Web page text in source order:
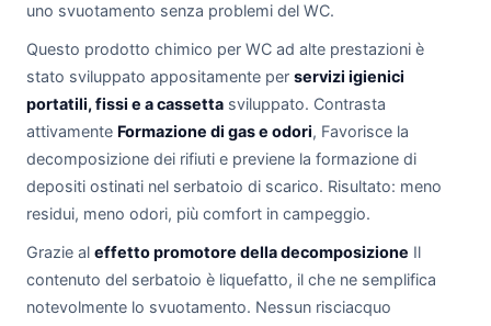
uno svuotamento senza problemi del WC.
Questo prodotto chimico per WC ad alte prestazioni è
stato sviluppato appositamente per servizi igienici
portatili, fissi e a cassetta sviluppato. Contrasta
attivamente Formazione di gas e odori, Favorisce la
decomposizione dei rifiuti e previene la formazione di
depositi ostinati nel serbatoio di scarico. Risultato: meno
residui, meno odori, più comfort in campeggio.
Grazie al effetto promotore della decomposizione Il
contenuto del serbatoio è liquefatto, il che ne semplifica
notevolmente lo svuotamento. Nessun risciacquo